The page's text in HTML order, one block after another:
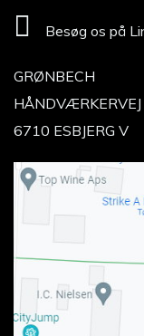
Besøg os på
GRØNBECH
6710 ESBJERG V